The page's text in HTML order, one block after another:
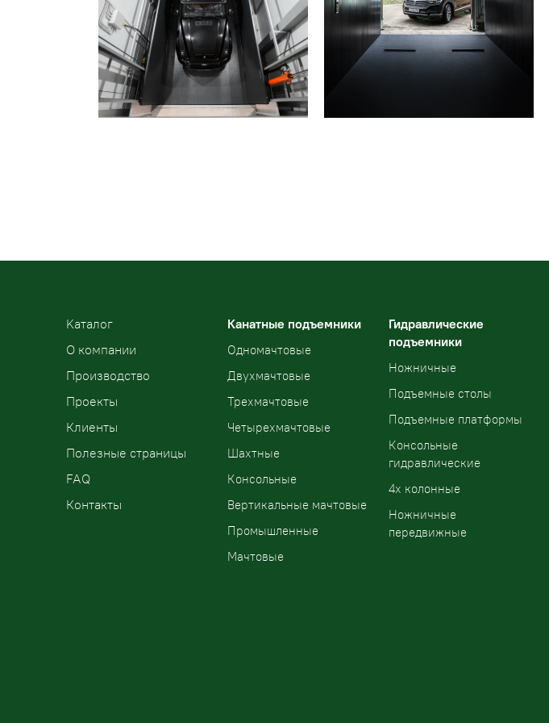
Kаталог
О компании
Производство
Проекты
Клиенты
Полезные страницы
FAQ
Контакты
Канатные подъемники
Одномачтовые
Двухмачтовые
Трехмачтовые
Четырехмачтовые
Шахтные
Консольные
Вертикальные мачтовые
Промышленные
Мачтовые
Гидравлические
подъемники
Ножничные
Подъемные столы
Подъемные платформы
Консольные
гидравлические
4х колонные
Ножничные
передвижные